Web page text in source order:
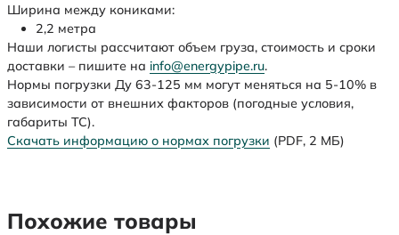
Ширина между кониками:
2,2 метра
Наши логисты рассчитают объем груза, стоимость и сроки
доставки – пишите на info@energypipe.ru.
Нормы погрузки Ду 63-125 мм могут меняться на 5-10% в
зависимости от внешних факторов (погодные условия,
габариты ТС).
Скачать информацию о нормах погрузки (PDF, 2 МБ)
Похожие товары